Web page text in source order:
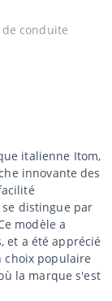
conduite
italienne Itom,
innovante des
distingue par
modèle a
et a été apprécié
populaire
la marque s'est